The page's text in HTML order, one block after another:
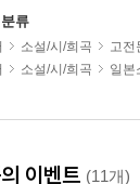
류
소설/시/희곡 고전
소설/시/희곡 일본
이벤트 (11개)